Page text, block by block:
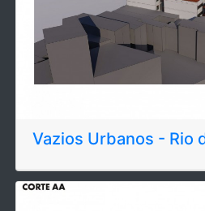
Vazios Urbanos - Rio